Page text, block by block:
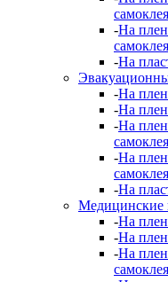
-На
-На
-На
-На
-На
-На
-На
Медицинские
-На
-На
-На